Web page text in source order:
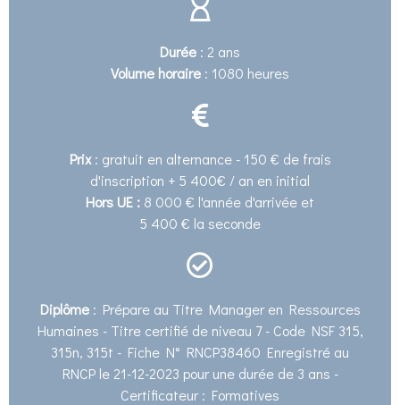
Durée : 2 ans
Volume horaire : 1080 heures
Prix: gratuit en alternance - 150 € de frais
d'inscription + 5 400€ / an en initial
Hors UE : 8 000 € l'année d'arrivée et
5 400 € la seconde
Diplôme : Prépare au Titre Manager en Ressources
Humaines - Titre certifié de niveau 7 - Code NSF 315,
315n, 315t - Fiche N° RNCP38460 Enregistré au
RNCP le 21-12-2023 pour une durée de 3 ans -
Certificateur : Formatives